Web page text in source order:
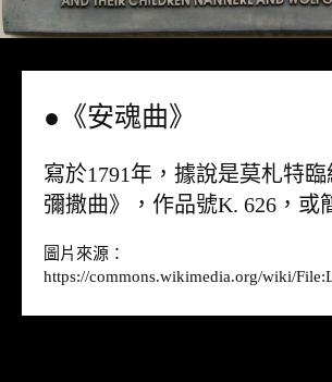
●《安魂曲》
寫於1791年，據說是莫札特
彌撒曲》，作品號K. 626，或
圖片來源：
https://commons.wikimedia.org/wiki/